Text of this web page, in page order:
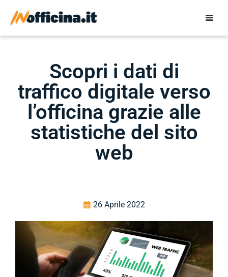
Scopri i dati di
traffico digitale verso
l’officina grazie alle
statistiche del sito
web
26 Aprile 2022